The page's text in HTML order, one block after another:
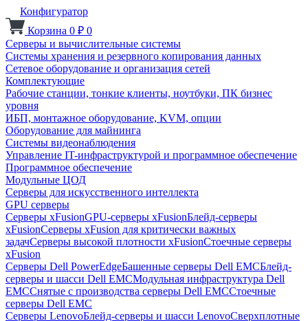
Конфигуратор
Корзина 0 ₽ 0
Серверы и вычислительные системы
Системы хранения и резервного копирования данных
Сетевое оборудование и организация сетей
Комплектующие
Рабочие станции, тонкие клиенты, ноутбуки, ПК бизнес
уровня
ИБП, монтажное оборудование, KVM, опции
Оборудование для майнинга
Системы видеонаблюдения
Управление IT-инфраструктурой и программное обеспечение
Программное обеспечение
Модульные ЦОД
Серверы для искусственного интеллекта
GPU серверы
Серверы xFusionGPU-серверы xFusionБлейд-серверы
xFusionСерверы xFusion для критически важных
задачСерверы высокой плотности xFusionСтоечные серверы
xFusion
Серверы Dell PowerEdgeБашенные серверы Dell EMCБлейд-
серверы и шасси Dell EMCМодульная инфраструктура Dell
EMCСнятые с производства серверы Dell EMCСтоечные
серверы Dell EMC
Серверы LenovoБлейд-серверы и шасси LenovoСверхплотные